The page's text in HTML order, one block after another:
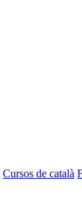
Cursos de català